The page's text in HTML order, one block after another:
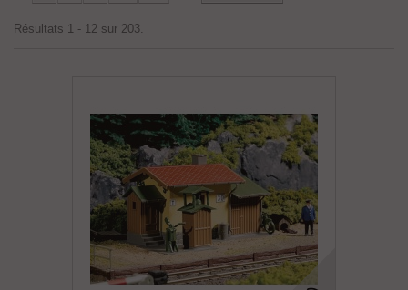
Résultats 1 - 12 sur 203.